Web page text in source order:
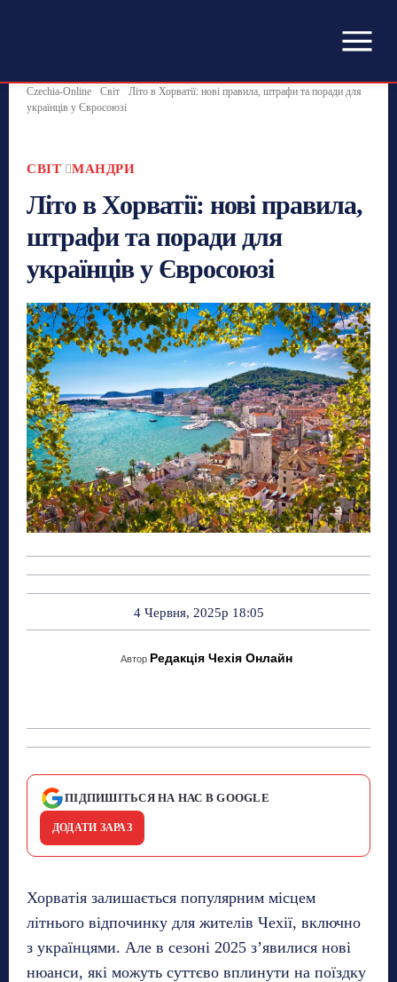
Czechia-Online Світ
Літо в Хорватії: нові правила, штрафи та поради для
українців у Євросоюзі
СВІТ МАНДРИ
Літо в Хорватії: нові правила,
штрафи та поради для
українців у Євросоюзі
4 Червня, 2025р 18:05
Автор Редакція Чехія Онлайн
ПІДПИШІТЬСЯ НА НАС В GOOGLE
ДОДАТИ ЗАРАЗ
Хорватія залишається популярним місцем
літнього відпочинку для жителів Чехії, включно
з українцями. Але в сезоні 2025 з’явилися нові
нюанси, які можуть суттєво вплинути на поїздку